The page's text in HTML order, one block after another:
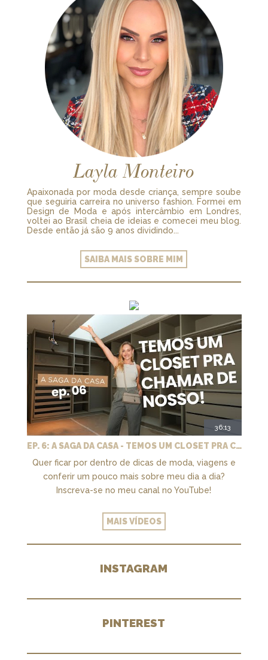
Layla Monteiro
Apaixonada por moda desde criança, sempre soube
que seguiria carreira no universo fashion. Formei em
Design de Moda e após intercâmbio em Londres,
voltei ao Brasil cheia de ideias e comecei meu blog.
Desde então já são 9 anos dividindo...
SAIBA MAIS SOBRE MIM
36:13
EP. 6: A SAGA DA CASA - TEMOS UM CLOSET PRA CHAMAR DE NOSSO + MARCENARIA E PAISAGISMO
Quer ficar por dentro de dicas de moda, viagens e
conferir um pouco mais sobre meu dia a dia?
Inscreva-se no meu canal no YouTube!
MAIS VÍDEOS
INSTAGRAM
PINTEREST